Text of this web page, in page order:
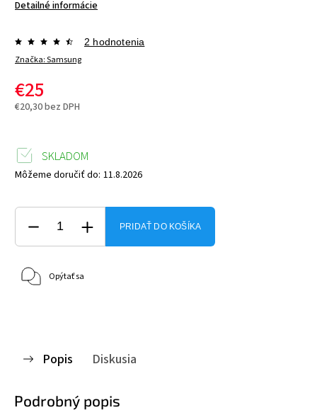
Detailné informácie
Značka:Samsung
2 hodnotenia
€25
€20,30 bez DPH
SKLADOM
Môžeme doručiť do: 11.8.2026
PRIDAŤ DO KOŠÍKA
Opýtať sa
Popis Diskusia
Podrobný popis